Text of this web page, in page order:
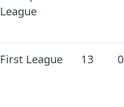
League
First League 13 0